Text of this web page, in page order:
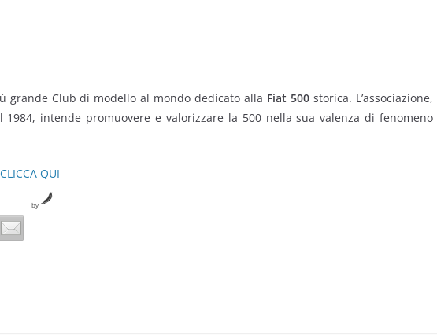
grande Club di modello al mondo dedicato alla Fiat 500 storica. L’associazione,
1984, intende promuovere e valorizzare la 500 nella sua valenza di fenomeno
CLICCA QUI
by